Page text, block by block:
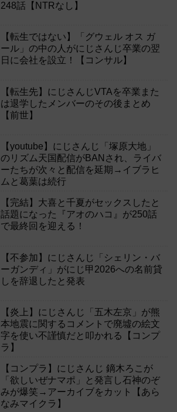
248話【NTRなし】
【転生ではない】「グウェル オス ガ
ール」の中の人がにじさんじ卒業の翌
日に会社を設立！【コンサル】
【転生先】にじさんじVTAを卒業また
は退学したメンバーのその後まとめ
【前世】
【youtube】にじさんじ「塚原大地」
のリズム天国配信がBANされ、ライバ
ーたちが次々と配信を延期→イブラヒ
ムと葛葉は続行
【完結】大喜と千夏がセックスしたと
話題になった『アオのハコ』が250話
で最終回を迎える！
【不参加】にじさんじ「シェリン・バ
ーガンディ」がにじ甲2026への名前貸
しを辞退したと発表
【炎上】にじさんじ「五木左京」が熊
本地震に関するコメントで廃墟の絵文
字を使い不謹慎だと叩かれる【コンプ
ラ】
【コンプラ】にじさんじ 鏑木ろこが
「欲しいぜナマポ」と発言し石神のぞ
みが爆笑→アーカイブをカット【あら
なみマイクラ】